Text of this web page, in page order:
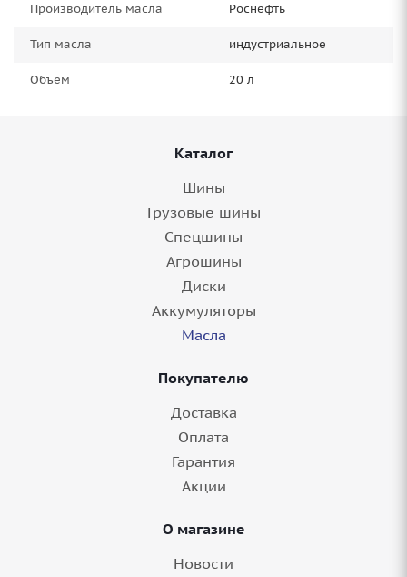
Производитель масла Роснефть
Тип масла индустриальное
Объем 20 л
Каталог
Шины
Грузовые шины
Спецшины
Агрошины
Диски
Аккумуляторы
Масла
Покупателю
Доставка
Оплата
Гарантия
Акции
О магазине
Новости